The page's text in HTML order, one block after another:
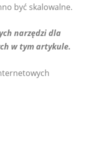
być skalowalne.
narzędzi dla
w tym artykule.